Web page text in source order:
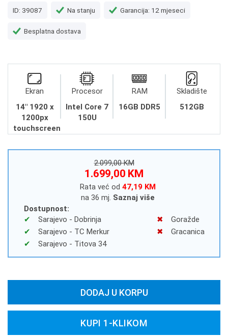
ID: 39087 Na stanju Garancija: 12 mjeseci
Besplatna dostava
Ekran
14" 1920 x
1200px
touchscreen
Procesor
Intel Core 7
150U
RAM
16GB DDR5
Skladište
512GB
2.099,00 KM
1.699,00 KM
Rata već od 47,19 KM
na 36 mj. Saznaj više
Dostupnost:
Sarajevo - Dobrinja
Sarajevo - TC Merkur
Sarajevo - Titova 34
Goražde
Gracanica
DODAJ U KORPU
KUPI 1-KLIKOM